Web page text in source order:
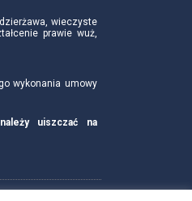
dzierżawa, wieczyste
prawie wuż,
wykonania umowy
uiszczać na